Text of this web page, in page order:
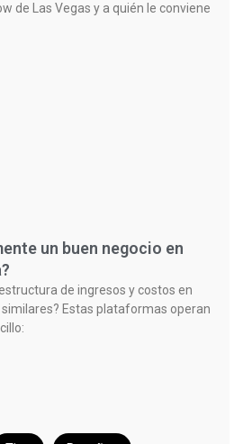
de Las Vegas y a quién le conviene
un buen negocio en
de ingresos y costos en
Estas plataformas operan